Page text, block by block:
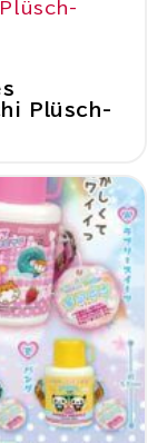
Plüsch-